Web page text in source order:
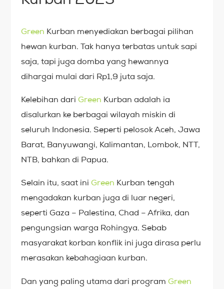
Green Kurban menyediakan berbagai pilihan
hewan kurban. Tak hanya terbatas untuk sapi
saja, tapi juga domba yang hewannya
dihargai mulai dari Rp1,9 juta saja.
Kelebihan dariGreen Kurban adalah ia
disalurkan ke berbagai wilayah miskin di
seluruh Indonesia. Seperti pelosok Aceh, Jawa
Barat, Banyuwangi, Kalimantan, Lombok, NTT,
NTB, bahkan di Papua.
Selain itu, saat iniGreen Kurban tengah
mengadakan kurban juga di luar negeri,
seperti Gaza – Palestina, Chad – Afrika, dan
pengungsian warga Rohingya. Sebab
masyarakat korban konflik ini juga dirasa perlu
merasakan kebahagiaan kurban.
Dan yang paling utama dari programGreen